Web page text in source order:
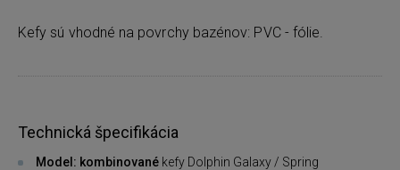
Kefy sú vhodné na povrchy bazénov: PVC - fólie.
Technická špecifikácia
Model: kombinované kefy Dolphin Galaxy / Spring